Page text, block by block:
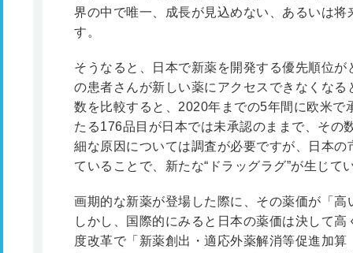
界の中で唯一、成長が見込めない、あるいは
す。
そうなると、日本で新薬を開発する優先順位
の患者さんが新しい薬にアクセスできなくな
数を比較すると、2020年までの5年間に欧米
たる176品目が日本では未承認のままで、その
細な原因については調査が必要ですが、日本
ていることで、新たな“ドラッグラグ”が生じ
画期的な新薬が登場した際に、その薬価が「
しかし、国際的にみると日本の薬価は決して
度改革で「新薬創出・適応外薬解消等促進加